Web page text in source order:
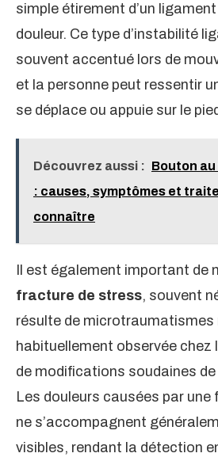
simple étirement d’un
douleur. Ce type d’instabilité
souvent accentué lors de
et la personne peut ressentir
se déplace ou appuie sur le
Découvrez aussi : Bouton
: causes, symptômes et
connaître
Il est également important de
fracture de stress, souvent
résulte de microtraumatismes
habituellement observée
de modifications soudaines de
Les douleurs causées par
ne s’accompagnent
visibles, rendant la détection